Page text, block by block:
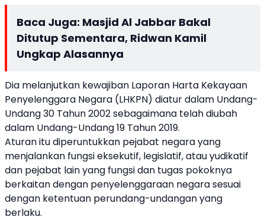
Baca Juga: Masjid Al Jabbar Bakal
Ditutup Sementara, Ridwan Kamil
Ungkap Alasannya
Dia melanjutkan kewajiban Laporan Harta Kekayaan
Penyelenggara Negara (LHKPN) diatur dalam Undang-
Undang 30 Tahun 2002 sebagaimana telah diubah
dalam Undang-Undang 19 Tahun 2019.
Aturan itu diperuntukkan pejabat negara yang
menjalankan fungsi eksekutif, legislatif, atau yudikatif
dan pejabat lain yang fungsi dan tugas pokoknya
berkaitan dengan penyelenggaraan negara sesuai
dengan ketentuan perundang-undangan yang
berlaku.